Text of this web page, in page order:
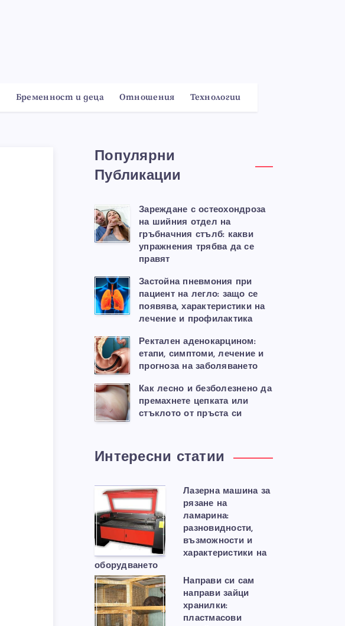
Бременност и деца Отношения Технологии
Популярни
Публикации
Зареждане с остеохондроза
на шийния отдел на
гръбначния стълб: какви
упражнения трябва да се
правят
Застойна пневмония при
пациент на легло: защо се
появява, характеристики на
лечение и профилактика
Ректален аденокарцином:
етапи, симптоми, лечение и
прогноза на заболяването
Как лесно и безболезнено да
премахнете цепката или
стъклото от пръста си
Интересни статии
Лазерна машина за
рязане на
ламарина:
разновидности,
възможности и
характеристики на
оборудването
Направи си сам
направи зайци
хранилки:
пластмасови